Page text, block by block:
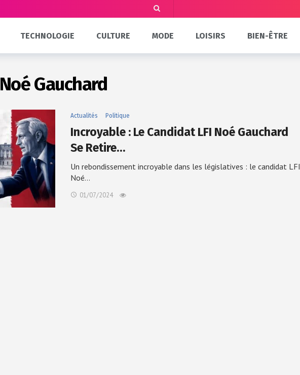
TECHNOLOGIE CULTURE MODE LOISIRS BIEN-ÊTRE
Noé Gauchard
Actualités Politique
Incroyable : Le Candidat LFI Noé Gauchard
Se Retire…
Un rebondissement incroyable dans les législatives : le candidat LFI
Noé…
01/07/2024